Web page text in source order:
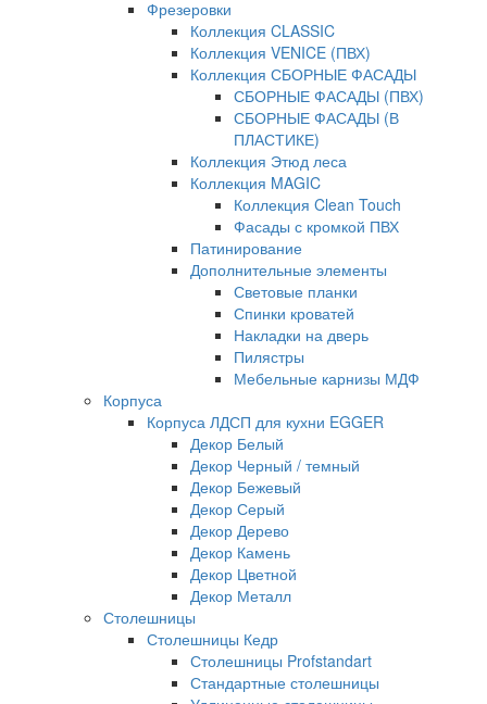
Фрезеровки
Коллекция CLASSIC
Коллекция VENICE (ПВХ)
Коллекция СБОРНЫЕ ФАСАДЫ
СБОРНЫЕ ФАСАДЫ (ПВХ)
СБОРНЫЕ ФАСАДЫ (В
ПЛАСТИКЕ)
Коллекция Этюд леса
Коллекция MAGIC
Коллекция Clean Touch
Фасады с кромкой ПВХ
Патинирование
Дополнительные элементы
Световые планки
Спинки кроватей
Накладки на дверь
Пилястры
Мебельные карнизы МДФ
Корпуса
Корпуса ЛДСП для кухни EGGER
Декор Белый
Декор Черный / темный
Декор Бежевый
Декор Серый
Декор Дерево
Декор Камень
Декор Цветной
Декор Металл
Столешницы
Столешницы Кедр
Столешницы Profstandart
Стандартные столешницы